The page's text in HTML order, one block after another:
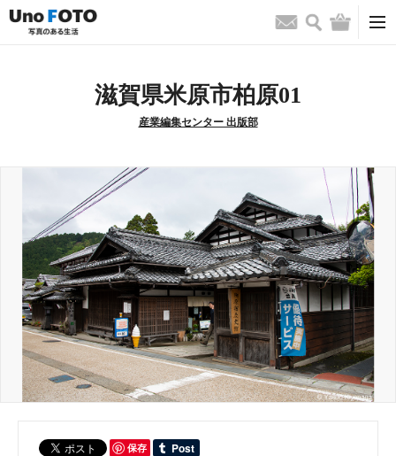
お問い合わせ
検索 バッグ
滋賀県米原市柏原01
産業編集センター 出版部
保存